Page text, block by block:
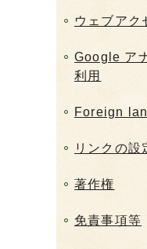
ウェブアク
Google ア
利用
Foreign
リンクの設
著作権
免責事項等